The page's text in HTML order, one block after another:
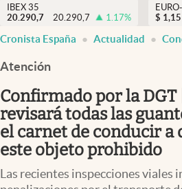
Criptomonedas
España
NOTICIAS
FINANZAS
EURO
IBEX 35
20.290,7
20.290,7 1.17%
$ 1,15
Cronista España Actualidad
Atención
Confirmado por la
revisará todas las
el carnet de conducir a
este objeto prohibido
Las recientes inspecciones viales